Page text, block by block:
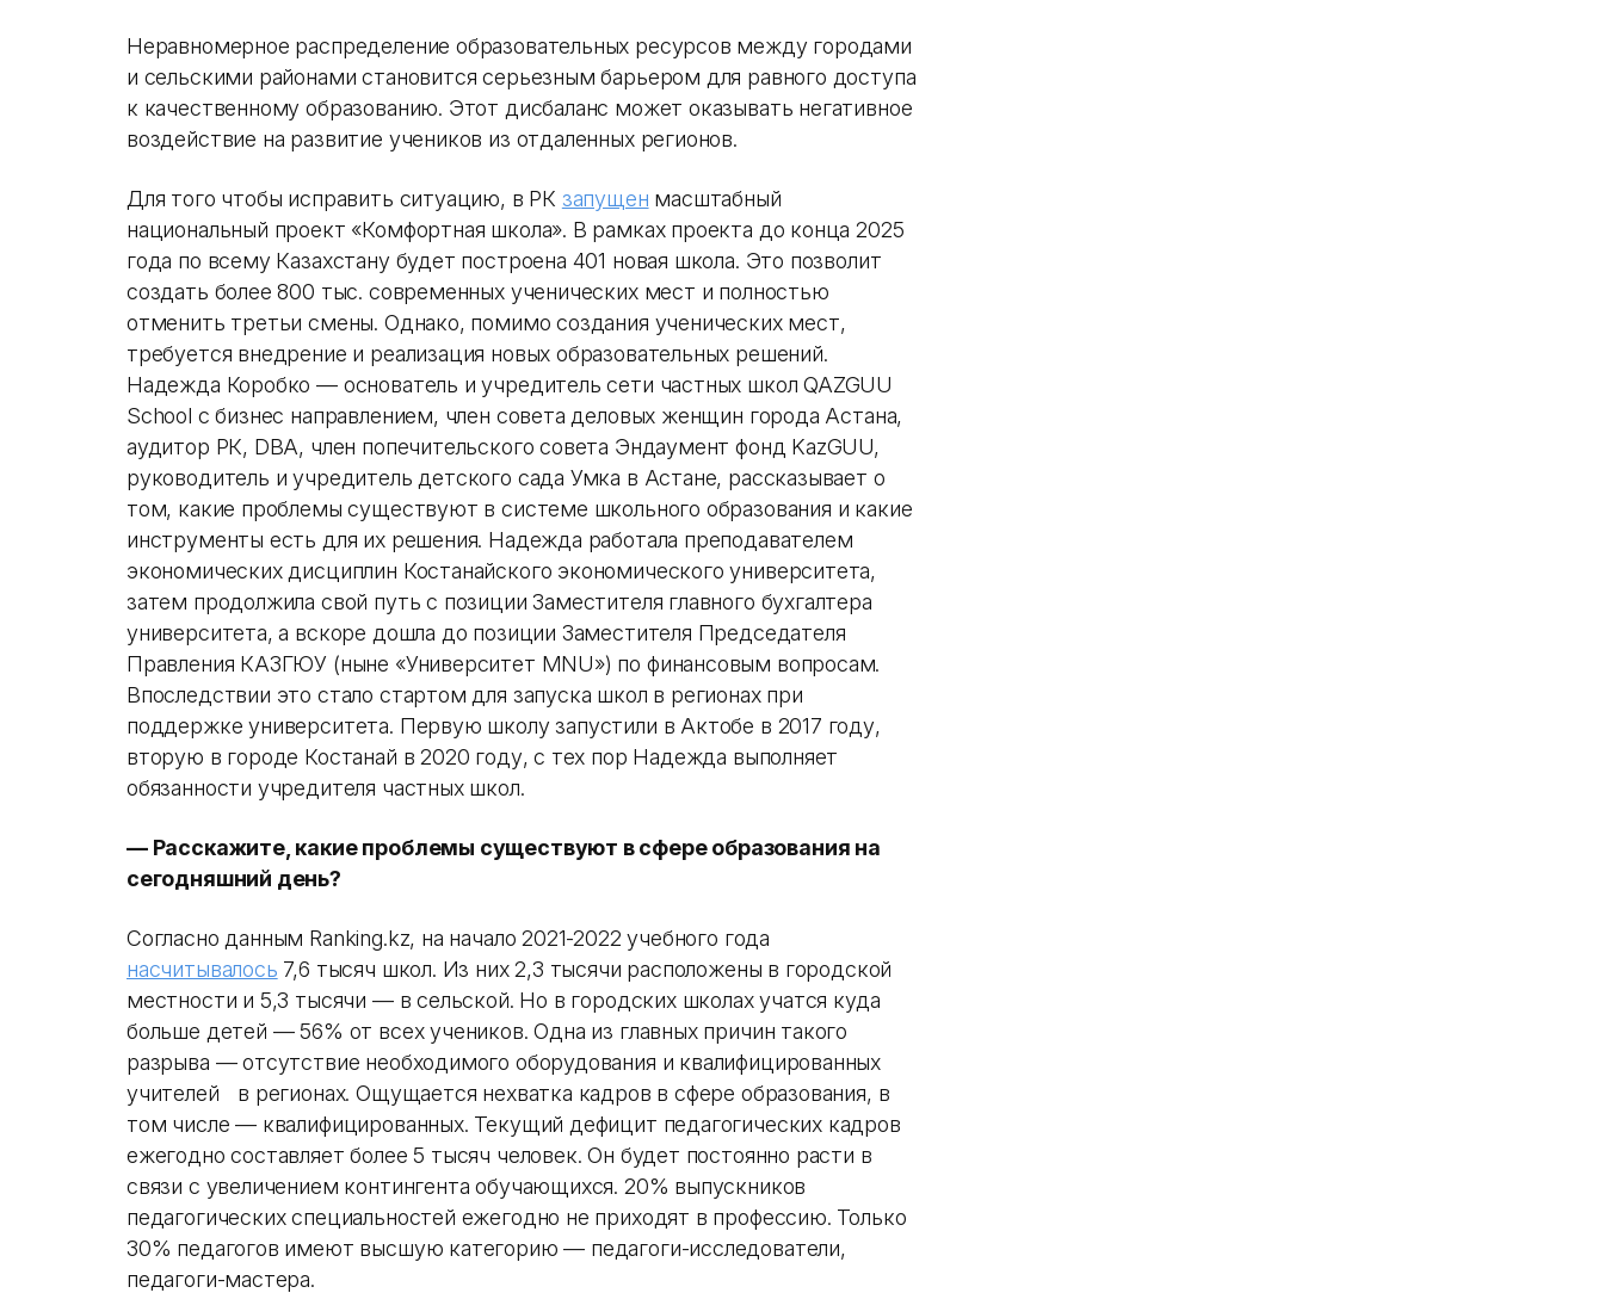
Неравномерное распределение образовательных ресурсов между городами
и сельскими районами становится серьезным барьером для равного доступа
к качественному образованию. Этот дисбаланс может оказывать негативное
воздействие на развитие учеников из отдаленных регионов.
Для того чтобы исправить ситуацию, в РК запущен масштабный
национальный проект «Комфортная школа». В рамках проекта до конца 2025
года по всему Казахстану будет построена 401 новая школа. Это позволит
создать более 800 тыс. современных ученических мест и полностью
отменить третьи смены. Однако, помимо создания ученических мест,
требуется внедрение и реализация новых образовательных решений.
Надежда Коробко — основатель и учредитель сети частных школ QAZGUU
School с бизнес направлением, член совета деловых женщин города Астана,
аудитор РК, DBA, член попечительского совета Эндаумент фонд KazGUU,
руководитель и учредитель детского сада Умка в Астане, рассказывает о
том, какие проблемы существуют в системе школьного образования и какие
инструменты есть для их решения. Надежда работала преподавателем
экономических дисциплин Костанайского экономического университета,
затем продолжила свой путь с позиции Заместителя главного бухгалтера
университета, а вскоре дошла до позиции Заместителя Председателя
Правления КАЗГЮУ (ныне «Университет MNU») по финансовым вопросам.
Впоследствии это стало стартом для запуска школ в регионах при
поддержке университета. Первую школу запустили в Актобе в 2017 году,
вторую в городе Костанай в 2020 году, с тех пор Надежда выполняет
обязанности учредителя частных школ.
— Расскажите, какие проблемы существуют в сфере образования на
сегодняшний день?
Согласно данным Ranking.kz, на начало 2021-2022 учебного года
насчитывалось 7,6 тысяч школ. Из них 2,3 тысячи расположены в городской
местности и 5,3 тысячи — в сельской. Но в городских школах учатся куда
больше детей — 56% от всех учеников. Одна из главных причин такого
разрыва — отсутствие необходимого оборудования и квалифицированных
учителей в регионах. Ощущается нехватка кадров в сфере образования, в
том числе — квалифицированных. Текущий дефицит педагогических кадров
ежегодно составляет более 5 тысяч человек. Он будет постоянно расти в
связи с увеличением контингента обучающихся. 20% выпускников
педагогических специальностей ежегодно не приходят в профессию. Только
30% педагогов имеют высшую категорию — педагоги-исследователи,
педагоги-мастера.